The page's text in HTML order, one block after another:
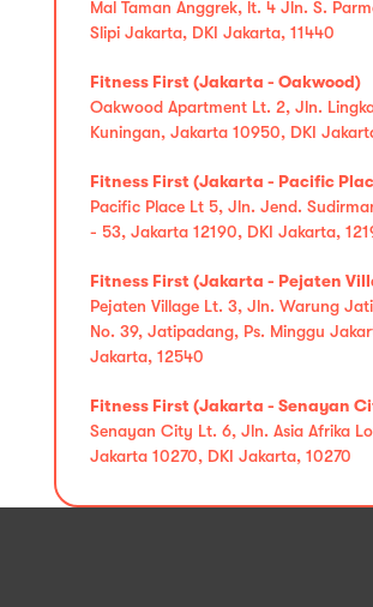
Mal Taman Anggrek, lt. 4 Jln. S.
Slipi Jakarta, DKI Jakarta, 11440
Fitness First (Jakarta - Oakwood)
Oakwood Apartment Lt. 2, Jln.
Kuningan, Jakarta 10950, DKI
Fitness First (Jakarta - Pacific
Pacific Place Lt 5, Jln. Jend.
- 53, Jakarta 12190, DKI Jakarta,
Fitness First (Jakarta - Pejaten
Pejaten Village Lt. 3, Jln. Warung
No. 39, Jatipadang, Ps. Minggu
Jakarta, 12540
Fitness First (Jakarta - Senayan
Senayan City Lt. 6, Jln. Asia Afrika
Jakarta 10270, DKI Jakarta, 10270